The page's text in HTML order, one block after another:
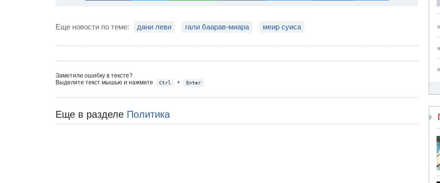
Еще новости по теме: дани леви гали баарав-миара меир суиса
Заметили ошибку в тексте?
Выделите текст мышью и нажмите
Ctrl + Enter
Еще в разделе Политика